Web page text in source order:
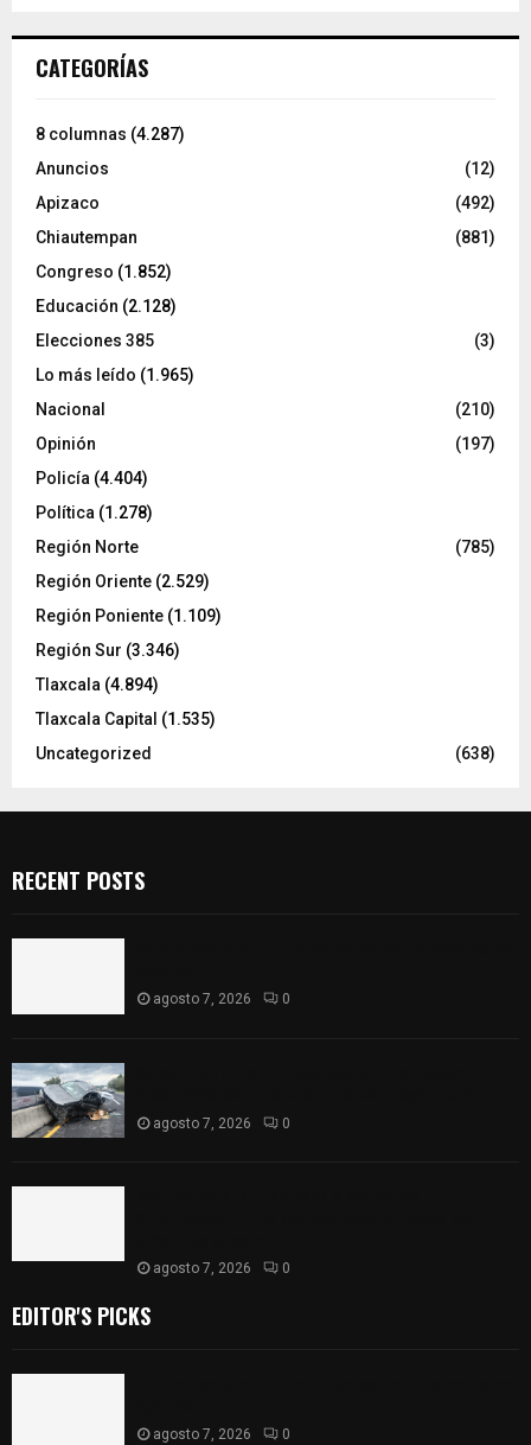
CATEGORÍAS
8 columnas (4.287)
Anuncios
(12)
Apizaco
(492)
Chiautempan
(881)
Congreso (1.852)
Educación (2.128)
Elecciones 385
(3)
Lo más leído (1.965)
Nacional
(210)
Opinión
(197)
Policía (4.404)
Política (1.278)
Región Norte
(785)
Región Oriente (2.529)
Región Poniente (1.109)
Región Sur (3.346)
Tlaxcala (4.894)
Tlaxcala Capital (1.535)
Uncategorized
(638)
RECENT POSTS
agosto 7, 2026 0
agosto 7, 2026 0
agosto 7, 2026 0
EDITOR'S PICKS
agosto 7, 2026 0